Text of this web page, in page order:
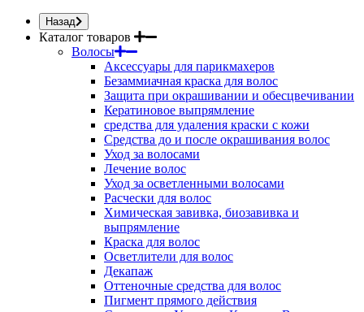
Назад
Каталог товаров
Волосы
Аксессуары для парикмахеров
Безаммиачная краска для волос
Защита при окрашивании и обесцвечивании
Кератиновое выпрямление
средства для удаления краски с кожи
Средства до и после окрашивания волос
Уход за волосами
Лечение волос
Уход за осветленными волосами
Расчески для волос
Химическая завивка, биозавивка и
выпрямление
Краска для волос
Осветлители для волос
Декапаж
Оттеночные средства для волос
Пигмент прямого действия